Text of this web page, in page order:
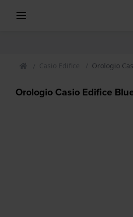
Casio Edifice Orologio
Orologio Casio Edifice